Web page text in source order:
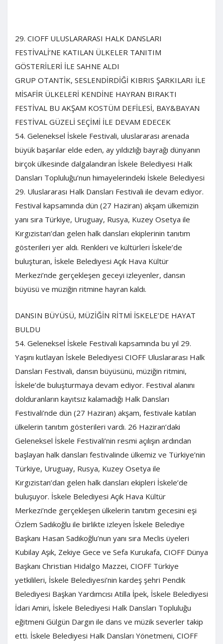
29. CIOFF ULUSLARARASI HALK DANSLARI
FESTİVALİ’NE KATILAN ÜLKELER TANITIM
GÖSTERİLERİ İLE SAHNE ALDI
GRUP OTANTİK, SESLENDİRDİĞİ KIBRIS ŞARKILARI İLE
MİSAFİR ÜLKELERİ KENDİNE HAYRAN BIRAKTI
FESTİVAL BU AKŞAM KOSTÜM DEFİLESİ, BAY&BAYAN
FESTİVAL GÜZELİ SEÇİMİ İLE DEVAM EDECEK
54. Geleneksel İskele Festivali, uluslararası arenada
büyük başarılar elde eden, ay yıldızlığı bayrağı dünyanın
birçok ülkesinde dalgalandıran İskele Belediyesi Halk
Dansları Topluluğu’nun himayelerindeki İskele Belediyesi
29. Uluslararası Halk Dansları Festivali ile devam ediyor.
Festival kapsamında dün (27 Haziran) akşam ülkemizin
yanı sıra Türkiye, Uruguay, Rusya, Kuzey Osetya ile
Kırgızistan’dan gelen halk dansları ekiplerinin tanıtım
gösterileri yer aldı. Renkleri ve kültürleri İskele’de
buluşturan, İskele Belediyesi Açık Hava Kültür
Merkezi’nde gerçekleşen geceyi izleyenler, dansın
büyüsü ve müziğin ritmine hayran kaldı.
DANSIN BÜYÜSÜ, MÜZİĞİN RİTMİ İSKELE’DE HAYAT
BULDU
54. Geleneksel İskele Festivali kapsamında bu yıl 29.
Yaşını kutlayan İskele Belediyesi CIOFF Uluslararası Halk
Dansları Festivali, dansın büyüsünü, müziğin ritmini,
İskele’de buluşturmaya devam ediyor. Festival alanını
dolduranların kayıtsız kalamadığı Halk Dansları
Festivali’nde dün (27 Haziran) akşam, festivale katılan
ülkelerin tanıtım gösterileri vardı. 26 Haziran’daki
Geleneksel İskele Festivali’nin resmi açılışın ardından
başlayan halk dansları festivalinde ülkemiz ve Türkiye’nin
Türkiye, Uruguay, Rusya, Kuzey Osetya ile
Kırgızistan’dan gelen halk dansları ekipleri İskele’de
buluşuyor. İskele Belediyesi Açık Hava Kültür
Merkezi’nde gerçekleşen ülkelerin tanıtım gecesini eşi
Özlem Sadıkoğlu ile birlikte izleyen İskele Belediye
Başkanı Hasan Sadıkoğlu’nun yanı sıra Meclis üyeleri
Kubilay Aşık, Zekiye Gece ve Sefa Kurukafa, CIOFF Dünya
Başkanı Christian Hidalgo Mazzei, CIOFF Türkiye
yetkilileri, İskele Belediyesi’nin kardeş şehri Pendik
Belediyesi Başkan Yardımcısı Atilla İpek, İskele Belediyesi
İdari Amiri, İskele Belediyesi Halk Dansları Topluluğu
eğitmeni Gülgün Dargın ile dans ve müzik severler takip
etti. İskele Belediyesi Halk Dansları Yönetmeni, CIOFF